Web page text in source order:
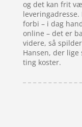
og det kan frit
forbi – i dag
online – det er
videre, så
Hansen, der lige
ting koster.